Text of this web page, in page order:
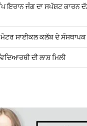
ਇਰਾਨ ਜੰਗ ਦਾ ਸਪੱਸ਼ਟ ਕਾਰਨ
ਮੋਟਰ ਸਾਈਕਲ ਕਲੱਬ ਦੇ
ਦੀ ਲਾਸ਼ ਮਿਲੀ